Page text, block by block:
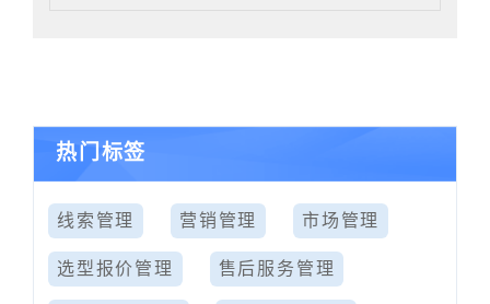
热门标签
线索管理 营销管理 市场管理
选型报价管理 售后服务管理